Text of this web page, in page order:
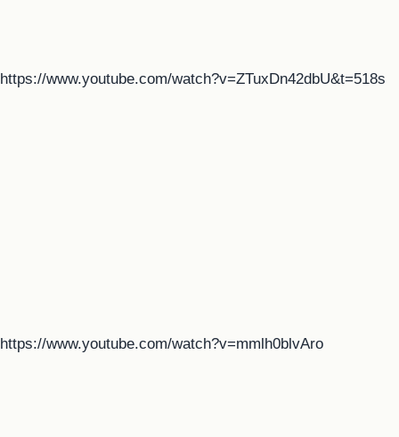
https://www.youtube.com/watch?v=ZTuxDn42dbU&t=518s
https://www.youtube.com/watch?v=mmlh0blvAro